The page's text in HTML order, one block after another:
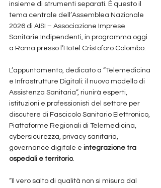
insieme di strumenti separati. È questo il
tema centrale dell’Assemblea Nazionale
2026 di AISI – Associazione Imprese
Sanitarie Indipendenti, in programma oggi
a Roma presso l’Hotel Cristoforo Colombo.
L’appuntamento, dedicato a “Telemedicina
e Infrastrutture Digitali: il nuovo modello di
Assistenza Sanitaria”, riunirà esperti,
istituzioni e professionisti del settore per
discutere di Fascicolo Sanitario Elettronico,
Piattaforme Regionali di Telemedicina,
cybersicurezza, privacy sanitaria,
governance digitale e integrazione tra
ospedali e territorio.
“Il vero salto di qualità non si misura dal